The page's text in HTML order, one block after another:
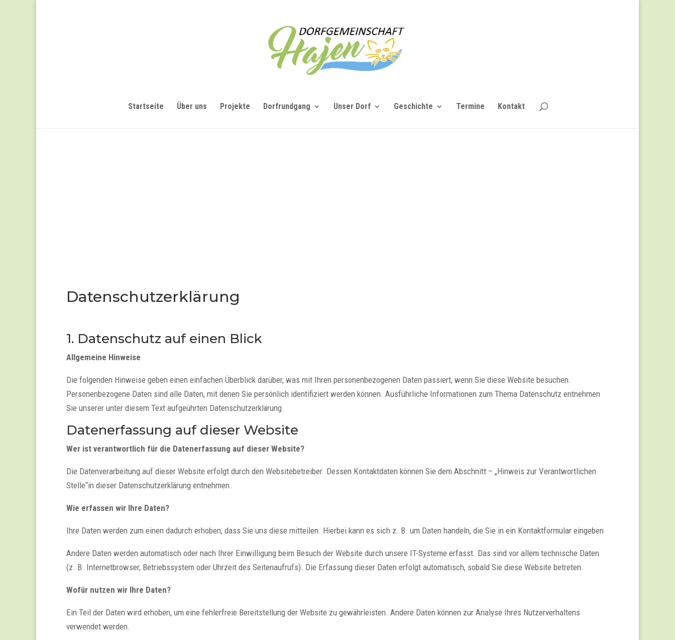
Startseite Über uns Projekte Dorfrundgang Unser Dorf Geschichte Termine Kontakt
Datenschutzerklärung
1. Datenschutz auf einen Blick
Allgemeine Hinweise
Die folgenden Hinweise geben einen einfachen Überblick darüber, was mit Ihren personenbezogenen Daten passiert, wenn Sie diese Website besuchen.
Personenbezogene Daten sind alle Daten, mit denen Sie persönlich identifiziert werden können. Ausführliche Informationen zum Thema Datenschutz entnehmen
Sie unserer unter diesem Text aufgeührten Datenschutzerklärung.
Datenerfassung auf dieser Website
Wer ist verantwortlich für die Datenerfassung auf dieser Website?
Die Datenverarbeitung auf dieser Website erfolgt durch den Websitebetreiber. Dessen Kontaktdaten können Sie dem Abschnitt – „Hinweis zur Verantwortlichen
Stelle“in dieser Datenschutzerklärung entnehmen.
Wie erfassen wir Ihre Daten?
Ihre Daten werden zum einen dadurch erhoben, dass Sie uns diese mitteilen. Hierbei kann es sich z. B. um Daten handeln, die Sie in ein Kontaktformular eingeben
Andere Daten werden automatisch oder nach Ihrer Einwilligung beim Besuch der Website durch unsere IT-Systeme erfasst. Das sind vor allem technische Daten
(z. B. Internetbrowser, Betriebssystem oder Uhrzeit des Seitenaufrufs). Die Erfassung dieser Daten erfolgt automatisch, sobald Sie diese Website betreten.
Wofür nutzen wir Ihre Daten?
Ein Teil der Daten wird erhoben, um eine fehlerfreie Bereitstellung der Website zu gewährleisten. Andere Daten können zur Analyse Ihres Nutzerverhaltens
verwendet werden.